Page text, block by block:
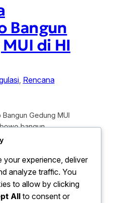
Bangun
di HI
, Rencana
Gedung MUI
bangun
sorotan
beragam
kalangan tokoh
tata kota, maupun
Lokasi Bundaran
your experience, deliver
analyze traffic. You
to allow by clicking
Allto consent or